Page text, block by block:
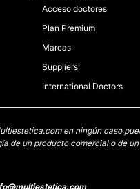
Acceso doctores
Plan Premium
Marcas
Suppliers
International Doctors
en ningún caso
de un producto comercial o de